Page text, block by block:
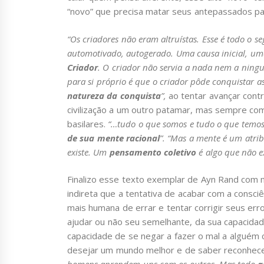
“novo” que precisa matar seus antepassados
“Os criadores não eram altruístas. Esse é todo o
automotivado, autogerado. Uma causa inicial,
Criador. O criador não servia a nada nem a
para si próprio é que o criador pôde conquistar
natureza da conquista”, ao tentar avançar
civilização a um outro patamar, mas sempre
basilares. “…tudo o que somos e tudo o que
de sua mente racional”. “Mas a mente é um
existe. Um pensamento coletivo é algo que não
Finalizo esse texto exemplar de Ayn Rand
indireta que a tentativa de acabar com a
mais humana de errar e tentar corrigir seus
ajudar ou não seu semelhante, da sua
capacidade de se negar a fazer o mal a
desejar um mundo melhor e de saber